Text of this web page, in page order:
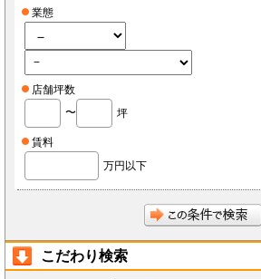
イズ本部・家主等の利害関係者を除き、第三者に対して提供
裁判所・警察等の要請がある場合を除きます。
会員が個人情報の提供を拒んだ場合、本サービスを利用でき
会員は、本サービスを通じて個人情報を取得した場合、自己
法律を遵守するものとします。
第5条（秘密保持）
について秘密保持義務を負わないものとします。
前項にかかわらず、会員が秘密である旨を付して当社もしく
は導入店がそれに同意した情報について、当社もしくは導入
必要な会社、当社もしくは導入店の役員、従業員、関連会
会員は、当社もしくは導入店から秘密である旨を付して会員
員、従業員、監査法人、税理士、弁護士を除く第三者へ開示
員は同意します。
開示された時点で既に公知の情報
開示された時点で被開示者が既に知っていた情報
業態
店舗坪数
〜
坪
賃料
万円以下
こだわり検索